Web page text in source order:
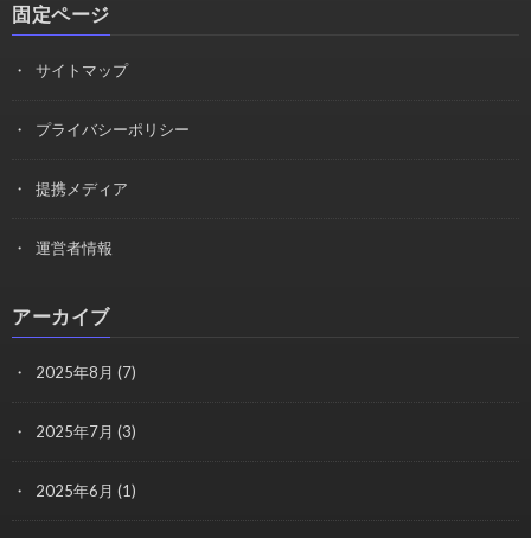
固定ページ
サイトマップ
プライバシーポリシー
提携メディア
運営者情報
アーカイブ
2025年8月 (7)
2025年7月 (3)
2025年6月 (1)